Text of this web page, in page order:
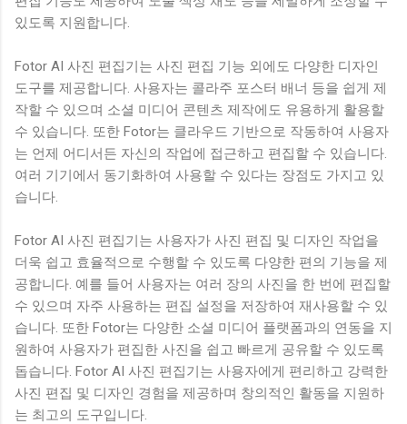
있도록 지원합니다.
Fotor AI 사진 편집기는 사진 편집 기능 외에도 다양한 디자인
도구를 제공합니다. 사용자는 콜라주 포스터 배너 등을 쉽게 제
작할 수 있으며 소셜 미디어 콘텐츠 제작에도 유용하게 활용할
수 있습니다. 또한 Fotor는 클라우드 기반으로 작동하여 사용자
는 언제 어디서든 자신의 작업에 접근하고 편집할 수 있습니다.
여러 기기에서 동기화하여 사용할 수 있다는 장점도 가지고 있
습니다.
Fotor AI 사진 편집기는 사용자가 사진 편집 및 디자인 작업을
더욱 쉽고 효율적으로 수행할 수 있도록 다양한 편의 기능을 제
공합니다. 예를 들어 사용자는 여러 장의 사진을 한 번에 편집할
수 있으며 자주 사용하는 편집 설정을 저장하여 재사용할 수 있
습니다. 또한 Fotor는 다양한 소셜 미디어 플랫폼과의 연동을 지
원하여 사용자가 편집한 사진을 쉽고 빠르게 공유할 수 있도록
돕습니다. Fotor AI 사진 편집기는 사용자에게 편리하고 강력한
사진 편집 및 디자인 경험을 제공하며 창의적인 활동을 지원하
는 최고의 도구입니다.